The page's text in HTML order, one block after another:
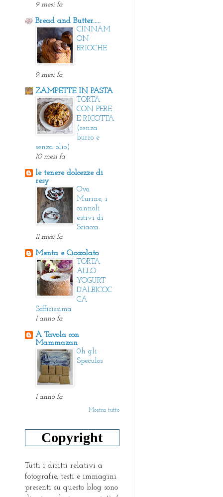
9 mesi fa
Bread and Butter.....
CINNAM
ON
BRIOCHE
9 mesi fa
ZAMPETTE IN PASTA
TORTA
CON PERE
E RICOTTA
(senza
burro e
senza olio)
10 mesi fa
le tenere dolcezze di
resy
Ova
Murine, i
cannoli
estivi di
Sciacca
11 mesi fa
Menta e Cioccolato
TORTA
ALLO
YOGURT
D'ALBICOC
CA
Sofficissima
1 anno fa
A Tavola con
Mammazan
0h gli
Speculos
1 anno fa
Mostra tutto
Copyright
Tutti i diritti relativi a
fotografie, testi e immagini
presenti su questo blog sono